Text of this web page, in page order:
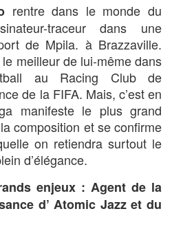
rentre dans le monde du
traceur dans une
de Mpila. à Brazzaville.
meilleur de lui-même dans
au Racing Club de
de la FIFA. Mais, c’est en
manifeste le plus grand
composition et se confirme
on retiendra surtout le
d’élégance.
enjeux : Agent de la
d’ Atomic Jazz et du